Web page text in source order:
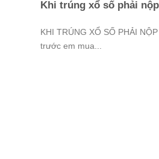
Khi trúng xổ số phải
KHI TRÚNG XỔ SỐ PHẢI
trước em mua...